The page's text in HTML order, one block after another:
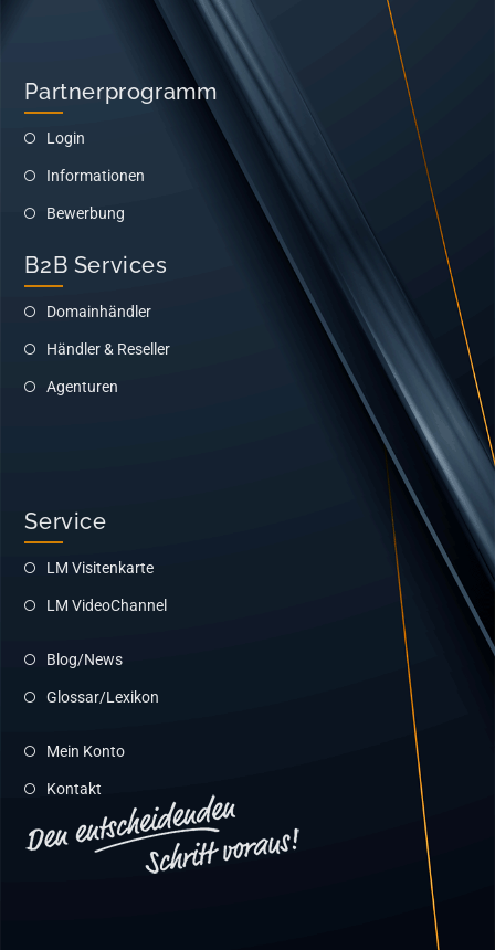
Partnerprogramm
Login
Informationen
Bewerbung
B2B Services
Domainhändler
Händler & Reseller
Agenturen
Service
LM Visitenkarte
LM VideoChannel
Blog/News
Glossar/Lexikon
Mein Konto
Kontakt